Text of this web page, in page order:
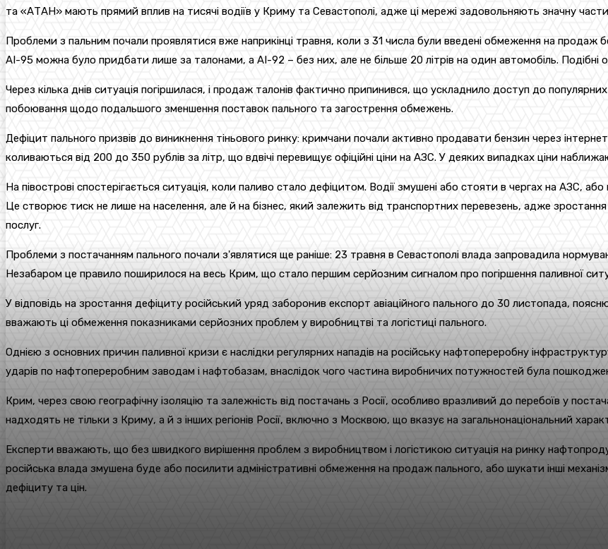
та «АТАН» мають прямий вплив на тисячі водіїв у Криму та Севастополі, адже ці мережі задовольняють значну
Проблеми з пальним почали проявлятися вже наприкінці травня, коли з 31 числа були введені обмеження на продаж
АІ-95 можна було придбати лише за талонами, а АІ-92 – без них, але не більше 20 літрів на один автомобіль. Подібні
Через кілька днів ситуація погіршилася, і продаж талонів фактично припинився, що ускладнило доступ до
побоювання щодо подальшого зменшення поставок пального та загострення обмежень.
Дефіцит пального призвів до виникнення тіньового ринку: кримчани почали активно продавати бензин через
коливаються від 200 до 350 рублів за літр, що вдвічі перевищує офіційні ціни на АЗС. У деяких випадках ціни
На півострові спостерігається ситуація, коли паливо стало дефіцитом. Водії змушені або стояти в чергах на АЗС,
Це створює тиск не лише на населення, але й на бізнес, який залежить від транспортних перевезень, адже
послуг.
Проблеми з постачанням пального почали з'являтися ще раніше: 23 травня в Севастополі влада запровадила
Незабаром це правило поширилося на весь Крим, що стало першим серйозним сигналом про погіршення паливної
У відповідь на зростання дефіциту російський уряд заборонив експорт авіаційного пального до 30 листопада,
вважають ці обмеження показниками серйозних проблем у виробництві та логістиці пального.
Однією з основних причин паливної кризи є наслідки регулярних нападів на російську нафтопереробну
ударів по нафтопереробним заводам і нафтобазам, внаслідок чого частина виробничих потужностей була
Крим, через свою географічну ізоляцію та залежність від постачань з Росії, особливо вразливий до перебоїв у
надходять не тільки з Криму, а й з інших регіонів Росії, включно з Москвою, що вказує на загальнонаціональний
Експерти вважають, що без швидкого вирішення проблем з виробництвом і логістикою ситуація на ринку
російська влада змушена буде або посилити адміністративні обмеження на продаж пального, або шукати інші
дефіциту та цін.